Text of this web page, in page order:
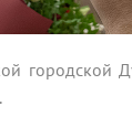
городской